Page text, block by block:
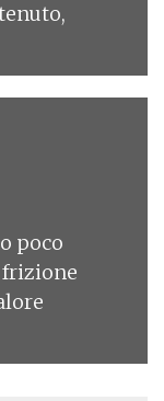
poco